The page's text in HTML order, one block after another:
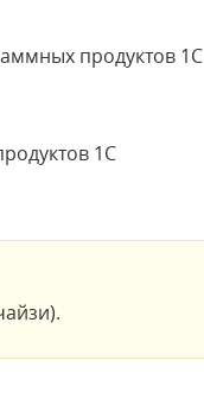
продуктов 1С
1С